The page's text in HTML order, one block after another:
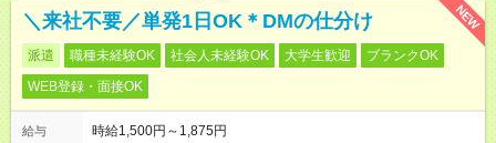
NEW
＼来社不要／単発1日OK＊DMの仕分け
派遣 職種未経験OK 社会人未経験OK 大学生歓迎
ブランクOK
WEB登録・面接OK
給与 時給1,500円～1,875円